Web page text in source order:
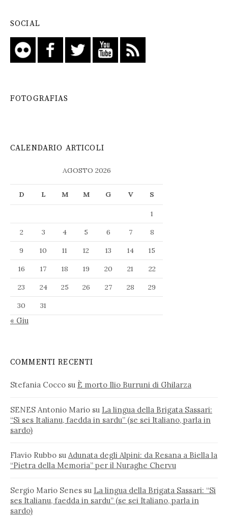
SOCIAL
FOTOGRAFIAS
CALENDARIO ARTICOLI
AGOSTO 2026
D L M M G V S
1
2
3 4 5 6 7
8
9
10 11 12 13 14
15
16
17 18 19 20 21
22
23
24 25 26 27 28
29
30
31
« Giu
COMMENTI RECENTI
Stefania Cocco su È morto Ilio Burruni di Ghilarza
SENES Antonio Mario su La lingua della Brigata Sassari:
“Si ses Italianu, faedda in sardu” (se sei Italiano, parla in
sardo)
Flavio Rubbo su Adunata degli Alpini: da Resana a Biella la
“Pietra della Memoria” per il Nuraghe Chervu
Sergio Mario Senes su La lingua della Brigata Sassari: “Si
ses Italianu, faedda in sardu” (se sei Italiano, parla in
sardo)